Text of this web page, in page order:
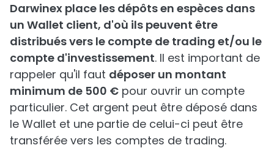
Darwinex place les dépôts en espèces dans
un Wallet client, d'où ils peuvent être
distribués vers le compte de trading et/ou le
compte d'investissement. Il est important de
rappeler qu'il faut déposer un montant
minimum de 500 € pour ouvrir un compte
particulier. Cet argent peut être déposé dans
le Wallet et une partie de celui-ci peut être
transférée vers les comptes de trading.